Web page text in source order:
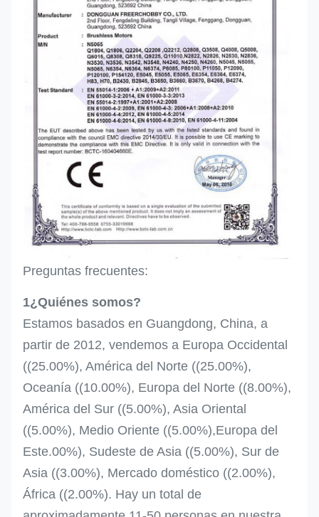
Preguntas frecuentes:
1¿Quiénes somos?
Estamos basados en Guangdong, China, a
partir de 2012, vendemos a Europa Occidental
((25.00%), América del Norte ((25.00%),
Oceanía ((10.00%), Europa del Norte ((8.00%),
América del Sur ((5.00%), Asia Oriental
((5.00%), Medio Oriente ((5.00%),Europa del
Este.00%), Sudeste de Asia ((5.00%), Sur de
Asia ((3.00%), Mercado doméstico ((2.00%),
África ((2.00%). Hay un total de